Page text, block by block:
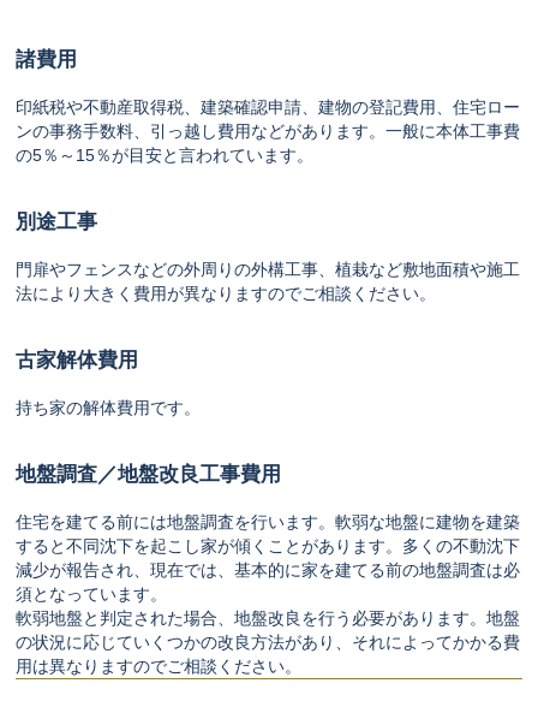
諸費用
印紙税や不動産取得税、建築確認申請、建物の登記費用、住宅ロー
ンの事務手数料、引っ越し費用などがあります。一般に本体工事費
の5％～15％が目安と言われています。
別途工事
門扉やフェンスなどの外周りの外構工事、植栽など敷地面積や施工
法により大きく費用が異なりますのでご相談ください。
古家解体費用
持ち家の解体費用です。
地盤調査／地盤改良工事費用
住宅を建てる前には地盤調査を行います。軟弱な地盤に建物を建築
すると不同沈下を起こし家が傾くことがあります。多くの不動沈下
減少が報告され、現在では、基本的に家を建てる前の地盤調査は必
須となっています。
軟弱地盤と判定された場合、地盤改良を行う必要があります。地盤
の状況に応じていくつかの改良方法があり、それによってかかる費
用は異なりますのでご相談ください。